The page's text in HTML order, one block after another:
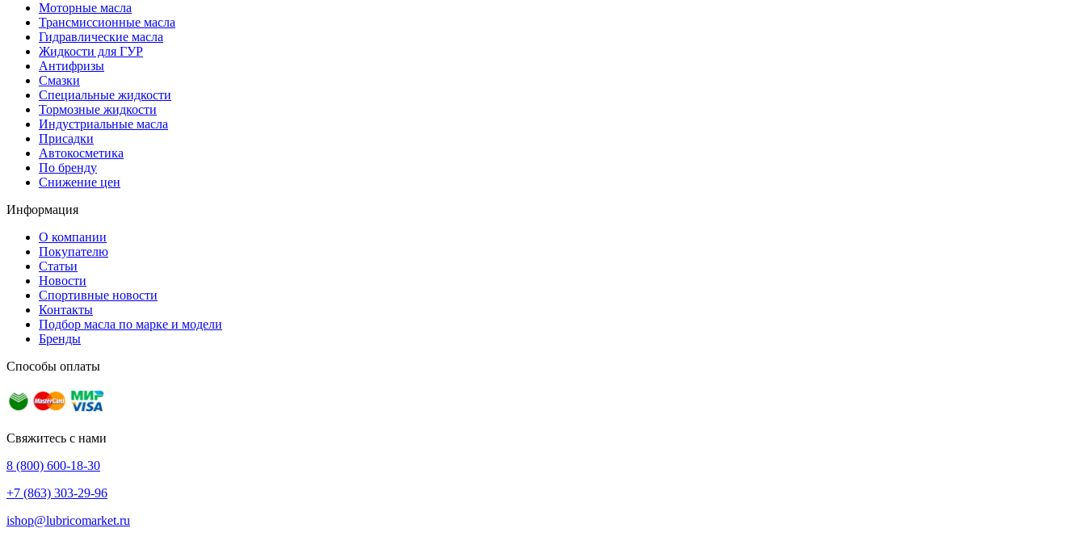
Моторные масла
Трансмиссионные масла
Гидравлические масла
Жидкости для ГУР
Антифризы
Смазки
Специальные жидкости
Тормозные жидкости
Индустриальные масла
Присадки
Автокосметика
По бренду
Снижение цен
Информация
О компании
Покупателю
Статьи
Новости
Спортивные новости
Контакты
Подбор масла по марке и модели
Бренды
Способы оплаты
Свяжитесь с нами
8 (800) 600-18-30
+7 (863) 303-29-96
ishop@lubricomarket.ru